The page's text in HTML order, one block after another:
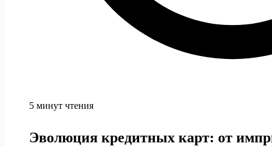
5 минут чтения
Эволюция кредитных карт: от